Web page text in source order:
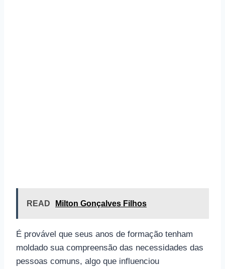
READ Milton Gonçalves Filhos
É provável que seus anos de formação tenham
moldado sua compreensão das necessidades das
pessoas comuns, algo que influenciou